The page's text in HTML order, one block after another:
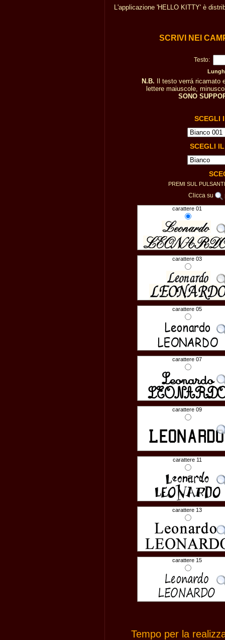
L'applicazione 'HELLO KITTY' è
SCRIVI NEI
Testo:
N.B. Il testo verrá ricamato
lettere maiuscole,
SONO
SCEGLI
SCEGLI
PREMI SUL
Clicca su
carattere 01
carattere 03
carattere 05
carattere 07
carattere 09
carattere 11
carattere 13
carattere 15
Tempo per la